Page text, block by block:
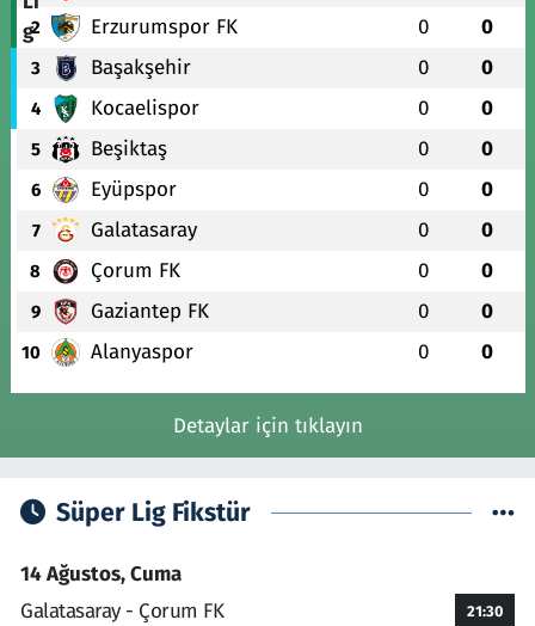
2 Erzurumspor FK 0 0
3 Başakşehir 0 0
4 Kocaelispor 0 0
5 Beşiktaş 0 0
6 Eyüpspor 0 0
7 Galatasaray 0 0
8 Çorum FK 0 0
9 Gaziantep FK 0 0
10 Alanyaspor 0 0
Detaylar için tıklayın
Süper Lig Fikstür
14 Ağustos, Cuma
Galatasaray - Çorum FK
21:30